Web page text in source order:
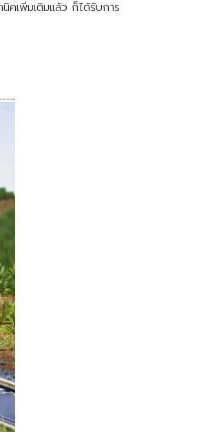
คเพิ่มเติมแล้ว ก็ได้รับการ